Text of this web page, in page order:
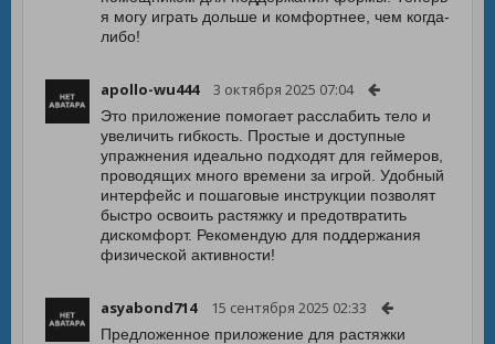
я могу играть дольше и комфортнее, чем когда-
либо!
apollo-wu444 3 октября 2025 07:04
Это приложение помогает расслабить тело и
увеличить гибкость. Простые и доступные
упражнения идеально подходят для геймеров,
проводящих много времени за игрой. Удобный
интерфейс и пошаговые инструкции позволят
быстро освоить растяжку и предотвратить
дискомфорт. Рекомендую для поддержания
физической активности!
asyabond714 15 сентября 2025 02:33
Предложенное приложение для растяжки